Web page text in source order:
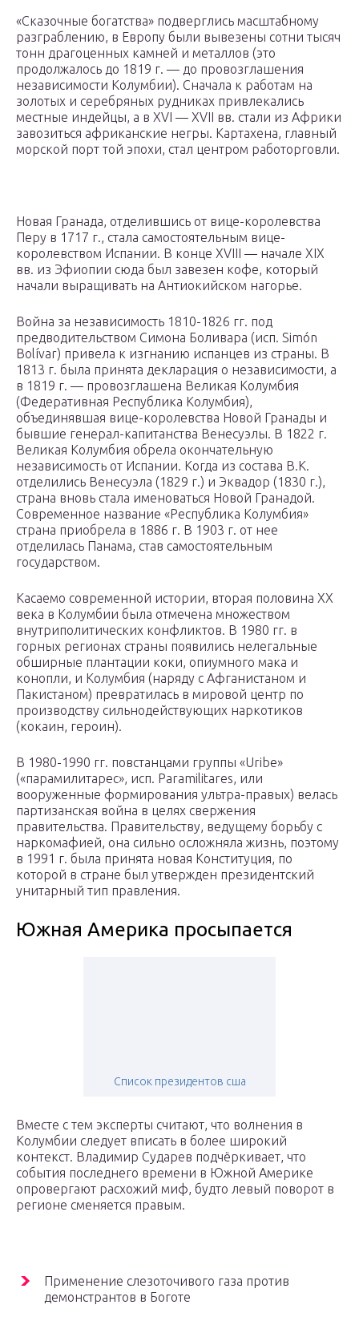
«Сказочные богатства» подверглись масштабному
разграблению, в Европу были вывезены сотни тысяч
тонн драгоценных камней и металлов (это
продолжалось до 1819 г. — до провозглашения
независимости Колумбии). Сначала к работам на
золотых и серебряных рудниках привлекались
местные индейцы, а в XVI — XVII вв. стали из Африки
завозиться африканские негры. Картахена, главный
морской порт той эпохи, стал центром работорговли.
Новая Гранада, отделившись от вице-королевства
Перу в 1717 г., стала самостоятельным вице-
королевством Испании. В конце XVIII — начале XIX
вв. из Эфиопии сюда был завезен кофе, который
начали выращивать на Антиокийском нагорье.
Война за независимость 1810-1826 гг. под
предводительством Симона Боливара (исп. Simón
Bolívar) привела к изгнанию испанцев из страны. В
1813 г. была принята декларация о независимости, а
в 1819 г. — провозглашена Великая Колумбия
(Федеративная Республика Колумбия),
объединявшая вице-королевства Новой Гранады и
бывшие генерал-капитанства Венесуэлы. В 1822 г.
Великая Колумбия обрела окончательную
независимость от Испании. Когда из состава В.К.
отделились Венесуэла (1829 г.) и Эквадор (1830 г.),
страна вновь стала именоваться Новой Гранадой.
Современное название «Республика Колумбия»
страна приобрела в 1886 г. В 1903 г. от нее
отделилась Панама, став самостоятельным
государством.
Касаемо современной истории, вторая половина ХХ
века в Колумбии была отмечена множеством
внутриполитических конфликтов. В 1980 гг. в
горных регионах страны появились нелегальные
обширные плантации коки, опиумного мака и
конопли, и Колумбия (наряду с Афганистаном и
Пакистаном) превратилась в мировой центр по
производству сильнодействующих наркотиков
(кокаин, героин).
В 1980-1990 гг. повстанцами группы «Uribe»
(«парамилитарес», исп. Paramilitares, или
вооруженные формирования ультра-правых) велась
партизанская война в целях свержения
правительства. Правительству, ведущему борьбу с
наркомафией, она сильно осложняла жизнь, поэтому
в 1991 г. была принята новая Конституция, по
которой в стране был утвержден президентский
унитарный тип правления.
Южная Америка просыпается
Список президентов сша
Вместе с тем эксперты считают, что волнения в
Колумбии следует вписать в более широкий
контекст. Владимир Сударев подчёркивает, что
события последнего времени в Южной Америке
опровергают расхожий миф, будто левый поворот в
регионе сменяется правым.
Применение слезоточивого газа против
демонстрантов в Боготе